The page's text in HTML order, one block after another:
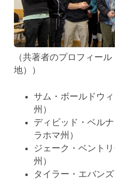
（共著者のプロフィー
地））
サム・ボールドウ
州）
ディビッド・ベル
ラホマ州）
ジェーク・ベント
州）
タイラー・エバン